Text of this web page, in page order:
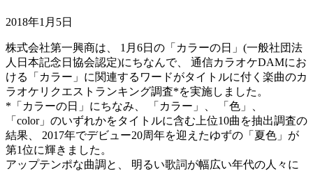
2018年1月5日
株式会社第一興商は、 1月6日の「カラーの日」(一般社団法
人日本記念日協会認定)にちなんで、 通信カラオケDAMにお
ける「カラー」に関連するワードがタイトルに付く楽曲のカ
ラオケリクエストランキング調査*を実施しました。
*「カラーの日」にちなみ、 「カラー」、 「色」、
「color」のいずれかをタイトルに含む上位10曲を抽出調査の
結果、 2017年でデビュー20周年を迎えたゆずの「夏色」が
第1位に輝きました。
アップテンポな曲調と、 明るい歌詞が幅広い年代の人々に